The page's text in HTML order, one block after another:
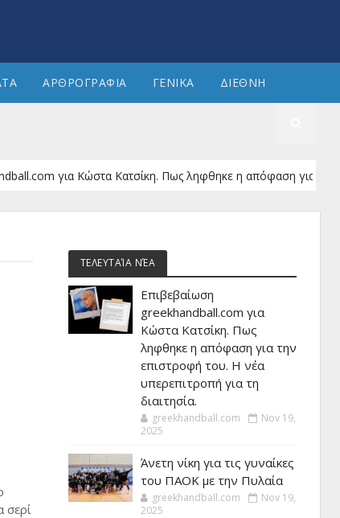
ΑΡΘΡΟΓΡΑΦΙΑ ΓΕΝΙΚΑ ΔΙΕΘΝΗ
για Κώστα Κατσίκη. Πως ληφθηκε η απόφαση για την
σερί
ΤΕΛΕΥΤΑΊΑ ΝΈΑ
Επιβεβαίωση
greekhandball.com για
Κώστα Κατσίκη. Πως
ληφθηκε η απόφαση για την
επιστροφή του. Η νέα
υπερεπιτροπή για τη
διαιτησία.
greekhandball.com
Nov 19,
2025
Άνετη νίκη για τις γυναίκες
του ΠΑΟΚ με την Πυλαία
greekhandball.com
Nov 19,
2025